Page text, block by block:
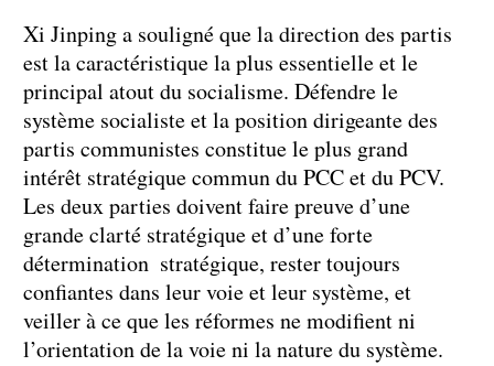
Xi Jinping a souligné que la direction des partis
est la caractéristique la plus essentielle et le
principal atout du socialisme. Défendre le
système socialiste et la position dirigeante des
partis communistes constitue le plus grand
intérêt stratégique commun du PCC et du PCV.
Les deux parties doivent faire preuve d’une
grande clarté stratégique et d’une forte
détermination stratégique, rester toujours
confiantes dans leur voie et leur système, et
veiller à ce que les réformes ne modifient ni
l’orientation de la voie ni la nature du système.